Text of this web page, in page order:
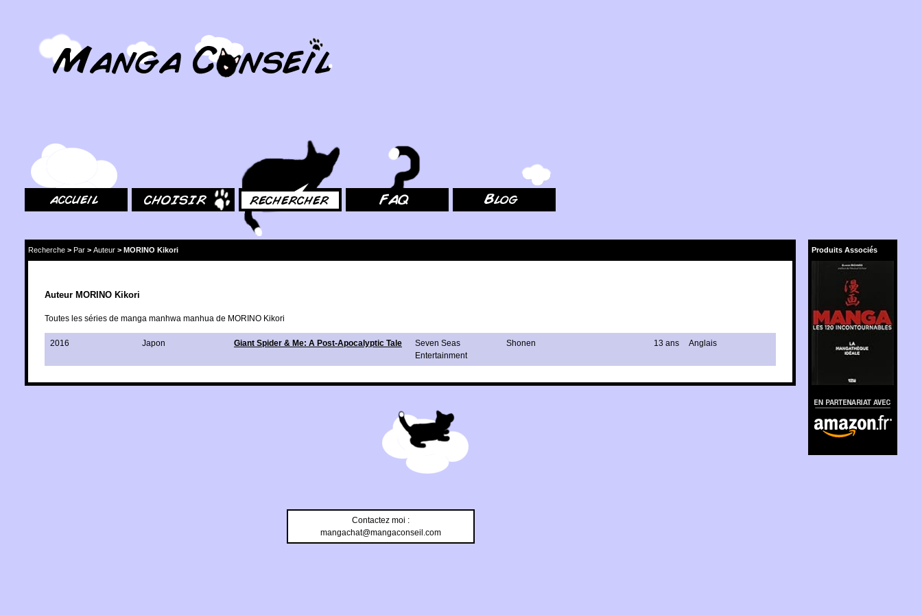
Produits Associés
En partenariat avec
Amazon.fr
Recherche > Par > Auteur > MORINO Kikori
Auteur MORINO Kikori
Toutes les séries de manga manhwa manhua de MORINO Kikori
2016 Japon Giant Spider & Me: A Post-Apocalyptic Tale
Seven Seas
Entertainment
Shonen 13 ans Anglais
Contactez moi :
mangachat@mangaconseil.com